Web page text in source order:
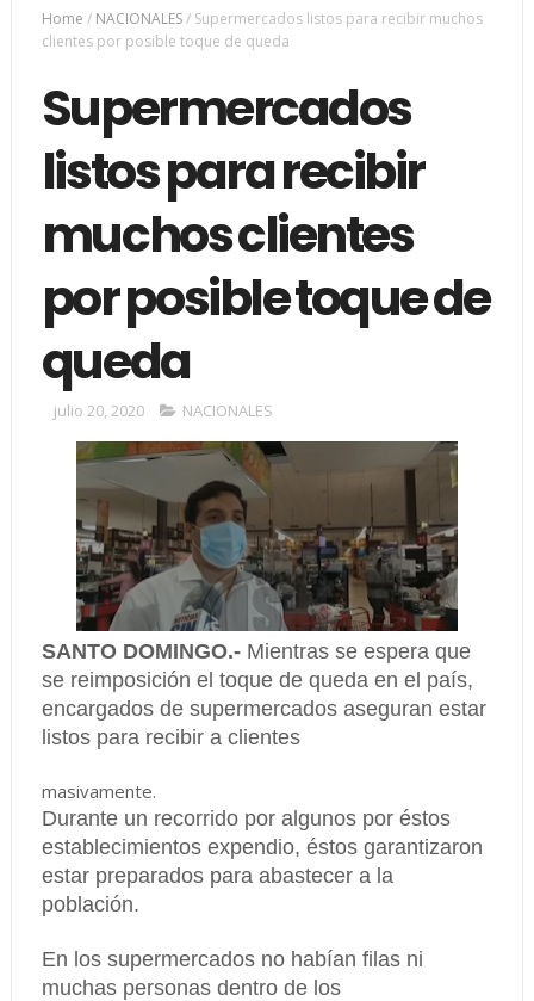
Home / NACIONALES/ Supermercados listos para recibir muchos
clientes por posible toque de queda
Supermercados
listos para recibir
muchos clientes
por posible toque de
queda
julio 20, 2020 NACIONALES
SANTO DOMINGO.-Mientras se espera que
se reimposición el toque de queda en el país,
encargados de supermercados aseguran estar
listos para recibir a clientes
masivamente.
Durante un recorrido por algunos por éstos
establecimientos expendio, éstos garantizaron
estar preparados para abastecer a la
población.
En los supermercados no habían filas ni
muchas personas dentro de los